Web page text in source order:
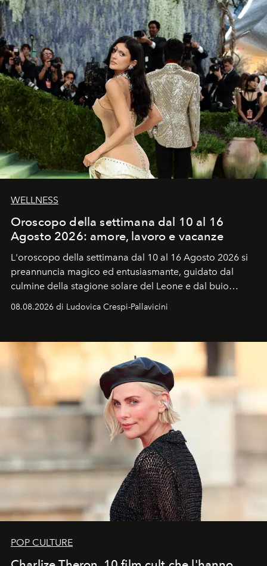
WELLNESS
Oroscopo della settimana dal 10 al 16
Agosto 2026: amore, lavoro e vacanze
L'oroscopo della settimana dal 10 al 16 Agosto 2026 si
preannuncia magico ed entusiasmante, guidato dal
culmine della stagione solare del Leone e dal buio
favorevole della Luna nuova in Leone del 12 agosto,
ideale per la notte delle Perseidi.
08.08.2026 di Ludovica Crespi-Pallavicini
POP CULTURE